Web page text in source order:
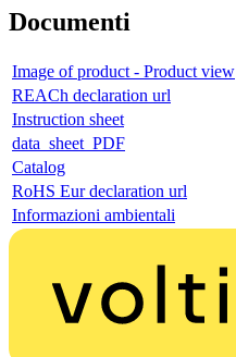
Documenti
Image of product - Product view
REACh declaration url
Instruction sheet
data_sheet_PDF
Catalog
RoHS Eur declaration url
Informazioni ambientali